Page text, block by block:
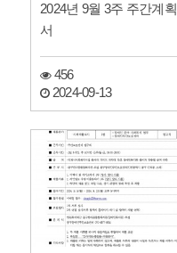
2024년 9월 3주 주간계획
서
456
2024-09-13